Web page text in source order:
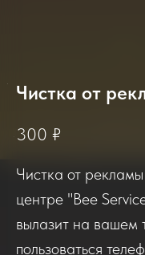
Чистка от
300 ₽
Чистка от
центре "Bee
вылазит на вашем
пользоваться
Если вы обращались в
просим вас поделиться
очень важно услышать
Отзывы о